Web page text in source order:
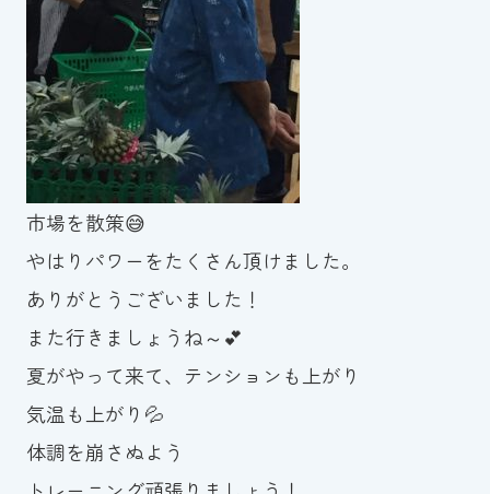
市場を散策😅
やはりパワーをたくさん頂けました。
ありがとうございました！
また行きましょうね～💕
夏がやって来て、テンションも上がり
気温も上がり💦
体調を崩さぬよう